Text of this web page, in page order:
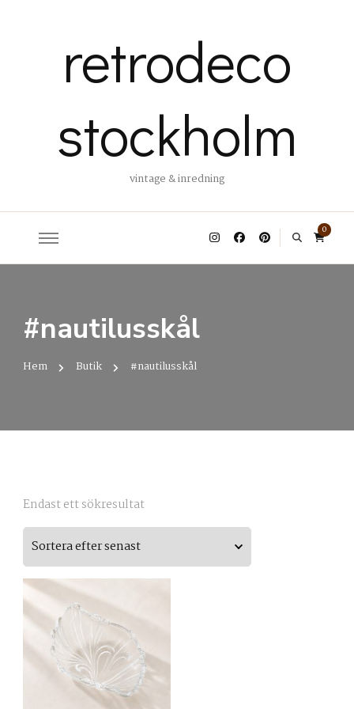
retrodeco
stockholm
vintage & inredning
0
#nautilusskål
Hem Butik #nautilusskål
Endast ett sökresultat